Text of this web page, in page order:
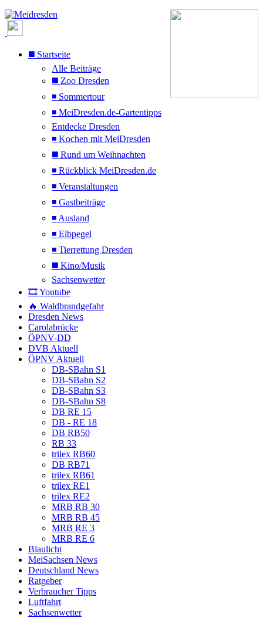
◼️ Startseite
Alle Beiträge
◼️ Zoo Dresden
◾ Sommertour
◾ MeiDresden.de-Gartentipps
Entdecke Dresden
◾ Kochen mit MeiDresden
◼️ Rund um Weihnachten
◾ Rückblick MeiDresden.de
◾ Veranstaltungen
◾ Gastbeiträge
◾ Ausland
◾ Elbpegel
◾ Tierrettung Dresden
◼️ Kino/Musik
Sachsenwetter
🎞️ Youtube
🔥 Waldbrandgefahr
Dresden News
Carolabrücke
ÖPNV-DD
DVB Aktuell
ÖPNV Aktuell
DB-SBahn S1
DB-SBahn S2
DB-SBahn S3
DB-SBahn S8
DB RE 15
DB - RE 18
DB RB50
RB 33
trilex RB60
DB RB71
trilex RB61
trilex RE1
trilex RE2
MRB RB 30
MRB RB 45
MRB RE 3
MRB RE 6
Blaulicht
MeiSachsen News
Deutschland News
Ratgeber
Verbraucher Tipps
Luftfahrt
Sachsenwetter